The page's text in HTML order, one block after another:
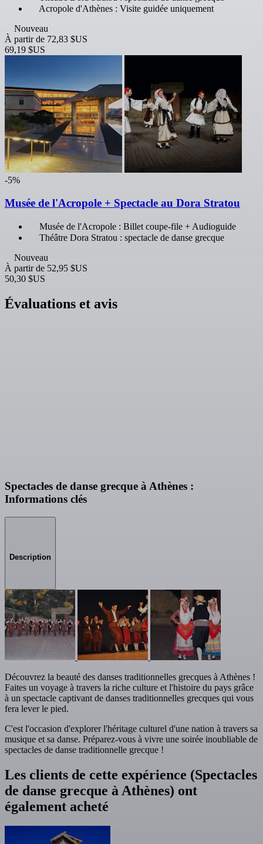
Acropole d'Athènes : Visite guidée uniquement
Nouveau
À partir de 72,83 $US
69,19 $US
-5%
Musée de l'Acropole + Spectacle au Dora Stratou
Musée de l'Acropole : Billet coupe-file + Audioguide
Théâtre Dora Stratou : spectacle de danse grecque
Nouveau
À partir de 52,95 $US
50,30 $US
Évaluations et avis
Spectacles de danse grecque à Athènes :
Informations clés
Description
Découvrez la beauté des danses traditionnelles grecques à Athènes !
Faites un voyage à travers la riche culture et l'histoire du pays grâce
à un spectacle captivant de danses traditionnelles grecques qui vous
fera lever le pied.
C'est l'occasion d'explorer l'héritage culturel d'une nation à travers sa
musique et sa danse. Préparez-vous à vivre une soirée inoubliable de
spectacles de danse traditionnelle grecque !
Les clients de cette expérience (Spectacles
de danse grecque à Athènes) ont
également acheté